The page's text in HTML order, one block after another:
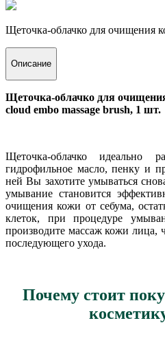
Щеточка-облачко для очищения
Описание
Щеточка-облачко для
cloud embo massage brush, 1 шт.
Щеточка-облачко идеально
гидрофильное масло, пенку и
ней Вы захотите умываться
умывание становится
очищения кожи от себума,
клеток, при процедуре
производите массаж кожи лица,
последующего ухода.
Почему стоит